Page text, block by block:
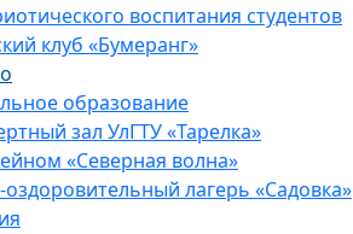
воспитания студентов
клуб «Бумеранг»
образование
зал УлГТУ «Тарелка»
«Северная волна»
лагерь «Садовка»